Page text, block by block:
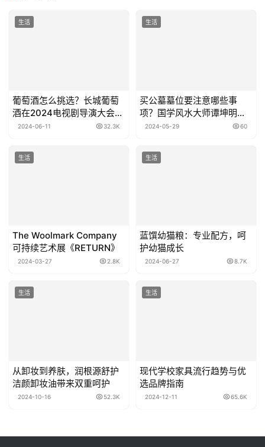
生活
葡萄酒怎么挑选？长城葡萄
酒在2024电视剧导演大会绽
放精彩
2024-06-11 32.3K
生活
买公墓墓位要注意哪些事
项？国学风水大师谭坤明指
出五点
2024-05-29 60
生活
The Woolmark Company
可持续艺术展《RETURN》
2024-03-27 2.8K
生活
蓝馔幼猫粮：专业配方，呵
护幼猫成长
2024-06-27 8.7K
生活
从卸妆到养肤，润根源舒护
洁颜卸妆油带来双重呵护
2024-10-16 52.3K
生活
现代学校家具流行趋势与优
选品牌指南
2024-12-11 65.6K